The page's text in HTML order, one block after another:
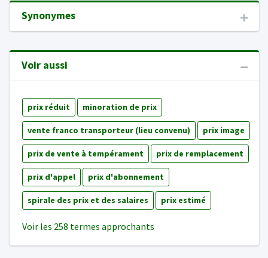
Synonymes
Voir aussi
prix réduit minoration de prix
vente franco transporteur (lieu convenu) prix image
prix de vente à tempérament prix de remplacement
prix d'appel prix d'abonnement
spirale des prix et des salaires prix estimé
Voir les 258 termes approchants